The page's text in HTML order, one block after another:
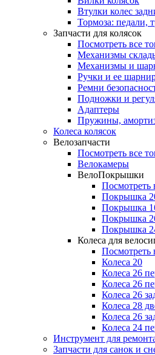
Втулки колес
Тормоза: педали,
Запчасти для колясок
Посмотреть все
Механизмы
Механизмы и
Ручки и ее
Ремни
Подножки и
Адаптеры
Пружины,
Колеса колясок
Велозапчасти
Посмотреть все
Велокамеры
ВелоПокрышки
Посмотреть
Покрышка
Покрышка
Покрышка
Покрышка
Колеса для
Посмотреть
Колеса 20
Колеса 26
Колеса 26
Колеса 26
Колеса 28
Колеса 26
Колеса 24
Инструмент для
Запчасти для санок и